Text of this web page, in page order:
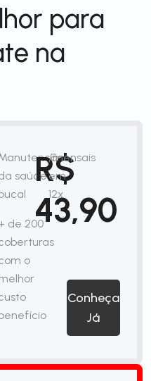
para
na
saúde
de 200
o
R$
43,90
/mensais
em
12x
Conheça
Já